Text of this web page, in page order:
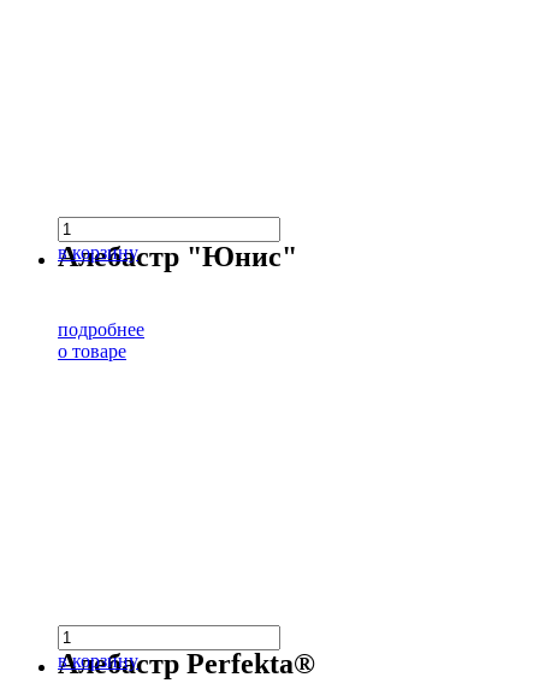
в корзину
Алебастр "Юнис"
подробнее
о товаре
в корзину
Алебастр Perfekta®